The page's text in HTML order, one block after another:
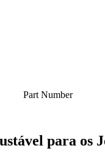
Part Number
para os